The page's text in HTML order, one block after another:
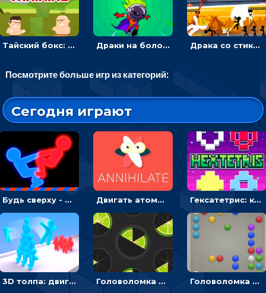
Тайский бокс: драки с деревом Драки на болоте: бежать или бить монстров и роботов Драка со стикменом: бить врагов по очереди лопатой
Посмотрите больше игр из категорий:
Сегодня играют
Будь сверху - борись с другом и выигрывай Двигать атомы, чтобы соединить – головоломка Гексатетрис: кидать блок, чтобы складывать три в ряд - головоломка
3D толпа: двигаться и собирать цветных человечков Головоломка Ломтики: уложи фрагменты и получи круг Головоломка Линии: собери шарики в ряд из 5